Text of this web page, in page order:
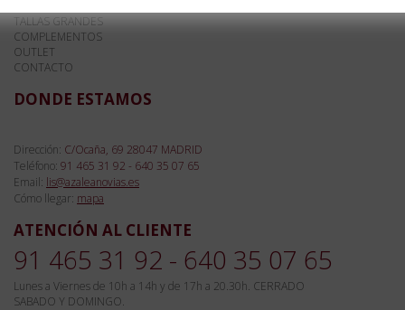
TALLAS GRANDES
COMPLEMENTOS
OUTLET
CONTACTO
DONDE ESTAMOS
Dirección: C/Ocaña, 69 28047 MADRID
Teléfono: 91 465 31 92 - 640 35 07 65
Email: lis@azaleanovias.es
Cómo llegar: mapa
ATENCIÓN AL CLIENTE
91 465 31 92 - 640 35 07 65
Lunes a Viernes de 10h a 14h y de 17h a 20.30h. CERRADO
SABADO Y DOMINGO.